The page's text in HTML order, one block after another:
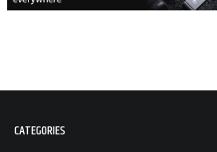
CATEGORIES